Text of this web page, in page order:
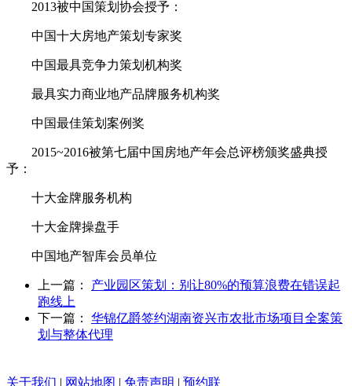
2013被中国策划协会授予：
中国十大房地产策划专家奖
中国最具竞争力策划机构奖
最具实力商业地产品牌服务机构奖
中国最佳策划案例奖
2015~2016被第七届中国房地产年会总评榜颁奖盛典授
予：
十大金牌服务机构
十大金牌操盘手
中国地产智库会员单位
上一篇： 产业园区策划：别让80%的预算浪费在错误起
跑线上
下一篇： 华锦亿爵签约湖南资兴市农批市场项目全案策
划与整体代理
关于我们 | 网站地图 | 免责声明 | 预约联